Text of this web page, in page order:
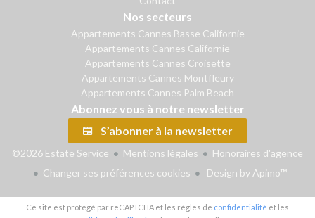
Nos secteurs
Appartements Cannes Basse Californie
Appartements Cannes Californie
Appartements Cannes Croisette
Appartements Cannes Montfleury
Appartements Cannes Palm Beach
Abonnez vous à notre newsletter
S’abonner à la newsletter
©2026 Estate Service Mentions légales
Honoraires d'agence
Changer ses préférences cookies
Design by Apimo™
Ce site est protégé par reCAPTCHA et les règles de confidentialité et les